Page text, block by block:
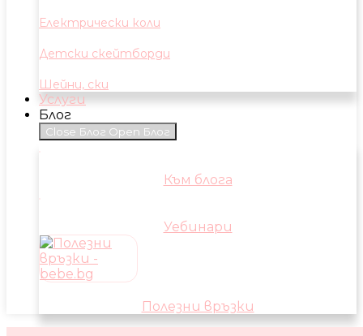
Електрически коли
Детски скейтборди
Шейни, ски
Услуги
Блог
Close Блог Open Блог
Към блога
Уебинари
Полезни връзки